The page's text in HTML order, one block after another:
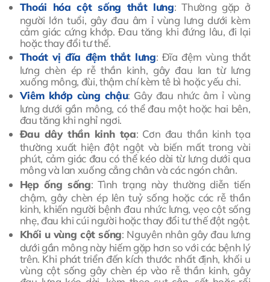
Thoái hóa cột sống thắt lưng: Thường gặp ở
người lớn tuổi, gây đau âm ỉ vùng lưng dưới kèm
cảm giác cứng khớp. Đau tăng khi đứng lâu, đi lại
hoặc thay đổi tư thế.
Thoát vị đĩa đệm thắt lưng: Đĩa đệm vùng thắt
lưng chèn ép rễ thần kinh, gây đau lan từ lưng
xuống mông, đùi, thậm chí kèm tê bì hoặc yếu chi.
Viêm khớp cùng chậu: Gây đau nhức âm ỉ vùng
lưng dưới gần mông, có thể đau một hoặc hai bên,
đau tăng khi nghỉ ngơi.
Đau dây thần kinh tọa: Cơn đau thần kinh tọa
thường xuất hiện đột ngột và biến mất trong vài
phút, cảm giác đau có thể kéo dài từ lưng dưới qua
mông và lan xuống cẳng chân và các ngón chân.
Hẹp ống sống: Tình trạng này thường diễn tiến
chậm, gây chèn ép lên tuỷ sống hoặc các rễ thần
kinh, khiến người bệnh đau nhức lưng, vẹo cột sống
nhẹ, đau khi cúi người hoặc thay đổi tư thế đột ngột.
Khối u vùng cột sống: Nguyên nhân gây đau lưng
dưới gần mông này hiếm gặp hơn so với các bệnh lý
trên. Khi phát triển đến kích thước nhất định, khối u
vùng cột sống gây chèn ép vào rễ thần kinh, gây